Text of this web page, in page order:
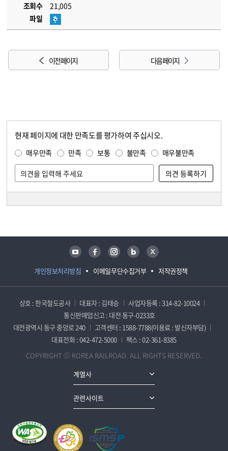
조회수
21,005
파일
이전 페이지 다음 페이지
현재 페이지에 대한 만족도를 평가하여 주십시오.
매우만족 만족 보통 불만족 매우불만족
개인정보처리방침 이메일무단수집거부 저작권정책
유튜브 페이스북 인스타그램 블로그 트위터
상호 : 한국철도공사 대표자 : 김태승
사업자등록 : 314-82-10024
통신판매업신고 : 대전 동구-0233호
대전광역시 동구 중앙로 240
고객센터 : 1588-7788(이용료 : 발신자부담)
대표전화 : 042-472-5000
팩스 : 02-361-8385
COPYRIGHT ⓒ KOREA RAILROAD. ALL RIGHTS RESERVED.
계열사
관련사이트